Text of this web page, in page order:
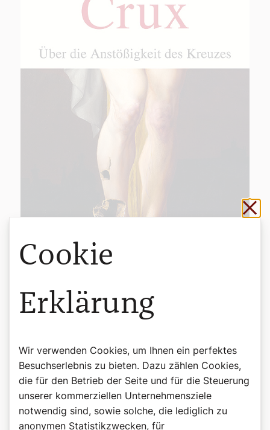
Das von Univ.-Prof. Jan-Heiner Tück verfasste Buch
„Crux“ wäre letztlich eine kulturpessimistische Klage,
wenn nur das Verschwinden der Kreuze aus dem
öffentlichen Raum in säkularen Gesellschaften lautstark
beklagt würde. Tück macht hingegen die weißen Wände,
die in den Hörsälen der Universität Wien entstanden sind,
Cookie
Erklärung
Wir verwenden Cookies, um Ihnen ein perfektes
Besuchserlebnis zu bieten. Dazu zählen Cookies,
die für den Betrieb der Seite und für die Steuerung
unserer kommerziellen Unternehmensziele
notwendig sind, sowie solche, die lediglich zu
anonymen Statistikzwecken, für